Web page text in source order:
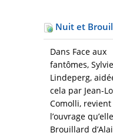
Nuit et
Dans Face aux
fantômes, Sylvie
Lindeperg,
cela par Jean-
Comolli,
l’ouvrage
Brouillard